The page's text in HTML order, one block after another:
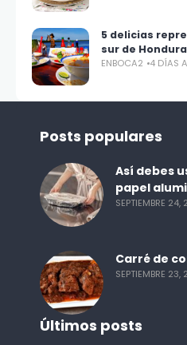
5 delicias
sur de
ENBOCA2 4 DÍAS
Posts populares
Así debes
papel
SEPTIEMBRE
Carré de
SEPTIEMBRE
Últimos posts